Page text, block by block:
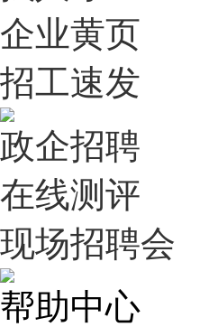
企业黄页
招工速发
政企招聘
在线测评
现场招聘会
帮助中心